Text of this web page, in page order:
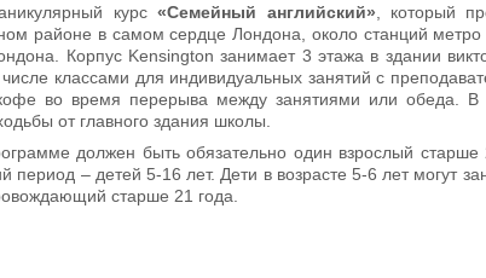
курс«Семейный английский» , который
районе в самом сердце Лондона, около станций
Корпус Kensington занимает 3 этажа в здании
классами для индивидуальных занятий с
во время перерыва между занятиями или обеда. В
от главного здания школы.
должен быть обязательно один взрослый
период – детей 5-16 лет. Дети в возрасте 5-6 лет могут
старше 21 года.